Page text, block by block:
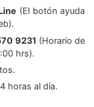
(El botón ayuda
9231 (Horario de
hrs).
horas al día.